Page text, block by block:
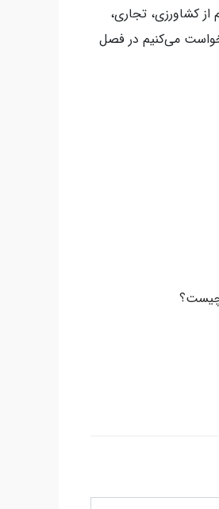
از کشاورزی، تجاری،
می‌کنیم در فصل